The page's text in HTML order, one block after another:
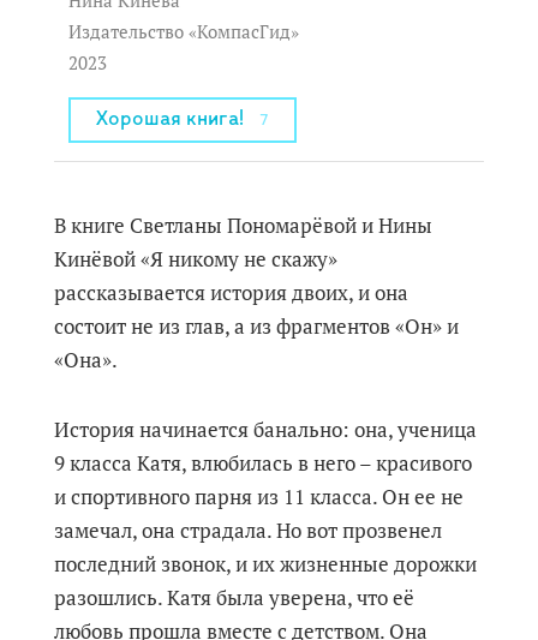
Издательство «КомпасГид»
2023
Хорошая книга! 7
В книге Светланы Пономарëвой и Нины
Кинёвой «Я никому не скажу»
рассказывается история двоих, и она
состоит не из глав, а из фрагментов «Он» и
«Она».
История начинается банально: она, ученица
9 класса Катя, влюбилась в него – красивого
и спортивного парня из 11 класса. Он ее не
замечал, она страдала. Но вот прозвенел
последний звонок, и их жизненные дорожки
разошлись. Катя была уверена, что её
любовь прошла вместе с детством. Она